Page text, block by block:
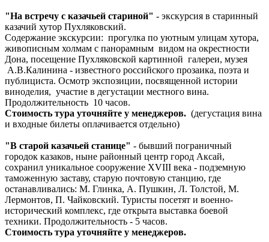
"На встречу с казачьей стариной" - экскурсия в старинный
казачий хутор Пухляковский.
Содержание экскурсии: прогулка по уютным улицам хутора,
живописным холмам с панорамным видом на окрестности
Дона, посещение Пухляковской картинной галереи, музея
А.В.Калинина - известного российского прозаика, поэта и
публициста. Осмотр экспозиции, посвященной истории
виноделия, участие в дегустации местного вина.
Продолжительность 10 часов.
Стоимость тура уточняйте у менеджеров. (дегустация вина
и входные билеты оплачивается отдельно)
"В старой казачьей станице" - бывший пограничный
городок казаков, ныне районный центр город Аксай,
сохранил уникальное сооружение ХVIII века - подземную
таможенную заставу, старую почтовую станцию, где
останавливались: М. Глинка, А. Пушкин, Л. Толстой, М.
Лермонтов, П. Чайковский. Туристы посетят и военно-
исторический комплекс, где открыта выставка боевой
техники. Продолжительность - 5 часов.
Стоимость тура уточняйте у менеджеров.